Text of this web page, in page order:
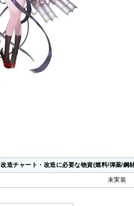
改造チャート・改造に必要な物資(燃料/弾薬/
未実装